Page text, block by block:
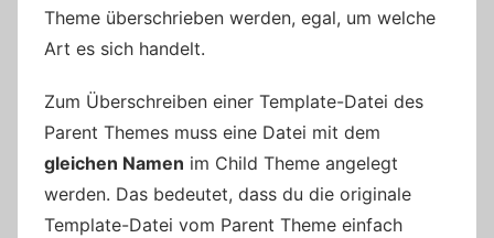
Theme überschrieben werden, egal, um welche
Art es sich handelt.
Zum Überschreiben einer Template-Datei des
Parent Themes muss eine Datei mit dem
gleichen Namen im Child Theme angelegt
werden. Das bedeutet, dass du die originale
Template-Datei vom Parent Theme einfach